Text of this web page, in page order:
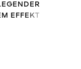
EFFEKT